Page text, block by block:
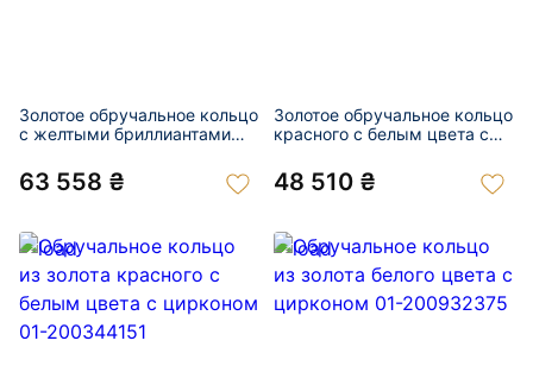
Золотое обручальное кольцо
с желтыми бриллиантами
63 558 ₴
Золотое обручальное кольцо
красного с белым цвета с
200950074
48 510 ₴